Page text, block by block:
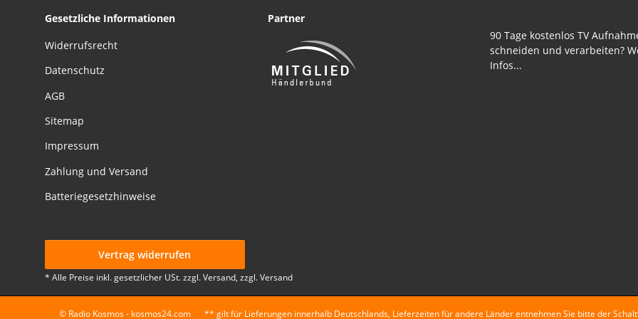
Gesetzliche Informationen
Widerrufsrecht
Datenschutz
AGB
Sitemap
Impressum
Zahlung und Versand
Batteriegesetzhinweise
Partner
90 Tage kostenlos TV
schneiden und verarbeiten?
Infos...
Vertrag widerrufen
* Alle Preise inkl. gesetzlicher USt. zzgl. Versand, zzgl.Versand
© Radio Kosmos - kosmos24.com ** gilt für Lieferungen innerhalb Deutschlands, Lieferzeiten für andere Länder entnehmen Sie bitte der